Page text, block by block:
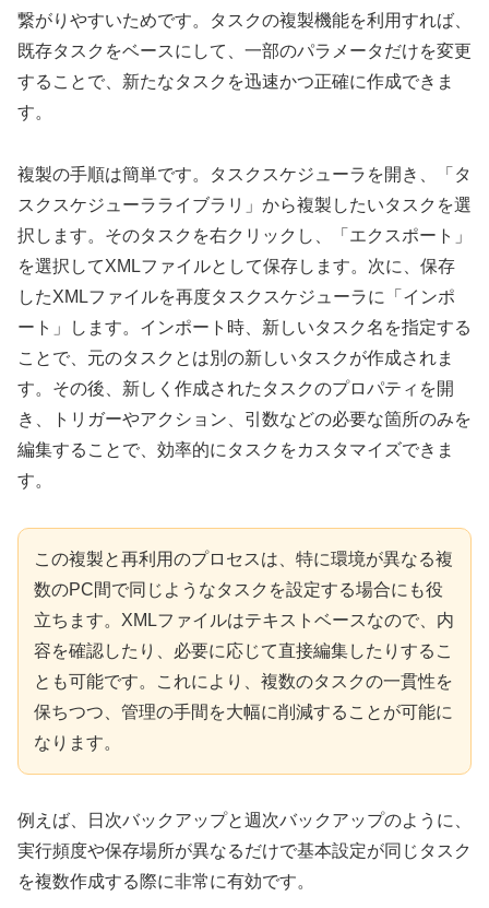
繋がりやすいためです。タスクの複製機能を利用すれば、
既存タスクをベースにして、一部のパラメータだけを変更
することで、新たなタスクを迅速かつ正確に作成できま
す。
複製の手順は簡単です。タスクスケジューラを開き、「タ
スクスケジューラライブラリ」から複製したいタスクを選
択します。そのタスクを右クリックし、「エクスポート」
を選択してXMLファイルとして保存します。次に、保存
したXMLファイルを再度タスクスケジューラに「インポ
ート」します。インポート時、新しいタスク名を指定する
ことで、元のタスクとは別の新しいタスクが作成されま
す。その後、新しく作成されたタスクのプロパティを開
き、トリガーやアクション、引数などの必要な箇所のみを
編集することで、効率的にタスクをカスタマイズできま
す。
この複製と再利用のプロセスは、特に環境が異なる複
数のPC間で同じようなタスクを設定する場合にも役
立ちます。XMLファイルはテキストベースなので、内
容を確認したり、必要に応じて直接編集したりするこ
とも可能です。これにより、複数のタスクの一貫性を
保ちつつ、管理の手間を大幅に削減することが可能に
なります。
例えば、日次バックアップと週次バックアップのように、
実行頻度や保存場所が異なるだけで基本設定が同じタスク
を複数作成する際に非常に有効です。